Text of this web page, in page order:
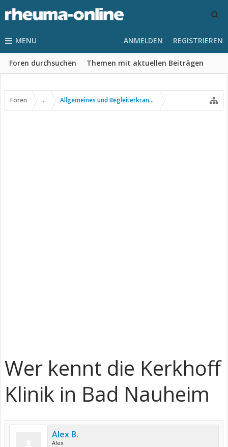
MENU
Foren durchsuchen Themen mit aktuellen Beiträgen
ANMELDEN REGISTRIEREN
Foren ... Allgemeines und Begleiterkrankungen
Wer kennt die Kerkhoff
Klinik in Bad Nauheim
Alex B.
Alex